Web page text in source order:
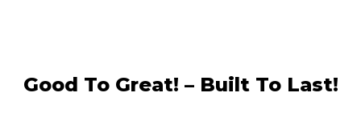
Good To Great! – Built To Last!